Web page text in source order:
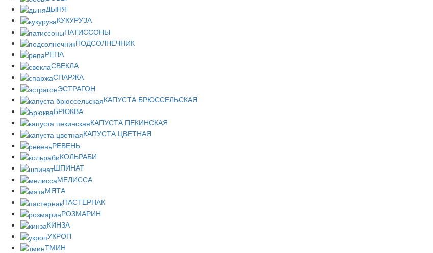
ДЫНЯ
КУКУРУЗА
ПАТИССОНЫ
ПОДСОЛНЕЧНИК
РЕПА
СВЕКЛА
СПАРЖА
ЭСТРАГОН
КАПУСТА БРЮССЕЛЬСКАЯ
БРЮКВА
КАПУСТА ПЕКИНСКАЯ
КАПУСТА ЦВЕТНАЯ
РЕВЕНЬ
КОЛЬРАБИ
ШПИНАТ
МЕЛИССА
МЯТА
ПАСТЕРНАК
РОЗМАРИН
КИНЗА
УКРОП
ТМИН